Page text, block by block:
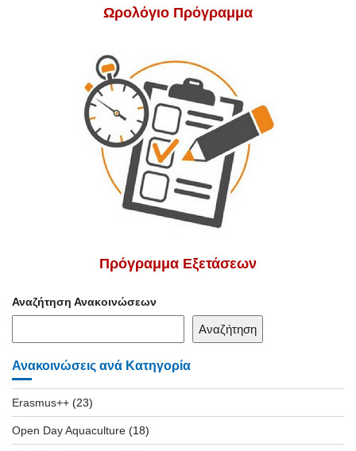
Ωρολόγιο Πρόγραμμα
Πρόγραμμα Εξετάσεων
Αναζήτηση Ανακοινώσεων
Αναζήτηση
Ανακοινώσεις ανά Κατηγορία
Erasmus++ (23)
Open Day Aquaculture (18)